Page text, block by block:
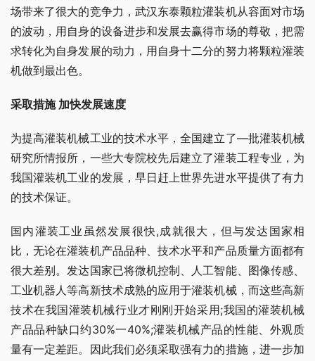
场带来了很大的竞争力，武汉东泰颗粒灌装机从容面对市场
的波动，用自身的设备进步和发展去赢得市场的尊敬，把需
求转化为自身发展的动力，用自身十二分的努力将颗粒灌装
机做到最出色。
采取措施 加快发展速度
为提高灌装机械工业的技术水平，全国建立了—批灌装机械
研究所情报所，一些大专院校先后建立了灌装工程专业，为
我国灌装机工业的发展，早日赶上世界先进水平提供了有力
的技术保证。
国内灌装工业虽然发展很快,成就很大，但与发达国家相
比，无论在灌装机产品品种、技术水平和产品质量方面都有
很大差别。发达国家已将微机控制、人工智能、图像传感、
工业机器人等高新技术成熟的应用于灌装机械，而这些高新
技术在我国灌装机械行业才刚刚开始采用;我国的灌装机械
产品品种缺口约30%一40%;灌装机械产品的性能、外观质
量有一定差距。因此我们必须采取强有力的措施，进一步加